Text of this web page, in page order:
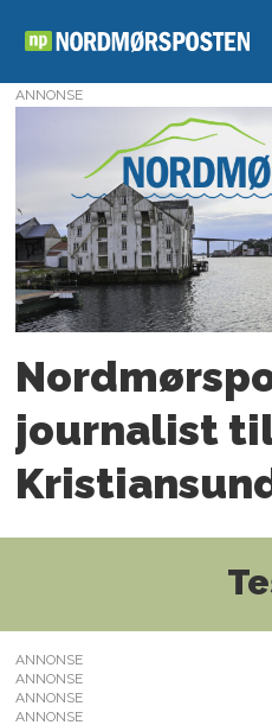
john
berge
ANNONSE
journalist
ANNONSE
ANNONSE
ANNONSE
ANNONSE